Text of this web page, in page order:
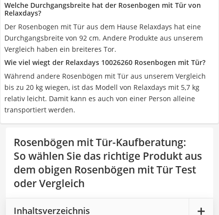
Welche Durchgangsbreite hat der Rosenbogen mit Tür von
Relaxdays?
Der Rosenbogen mit Tür aus dem Hause Relaxdays hat eine
Durchgangsbreite von 92 cm. Andere Produkte aus unserem
Vergleich haben ein breiteres Tor.
Wie viel wiegt der Relaxdays 10026260 Rosenbogen mit Tür?
Während andere Rosenbögen mit Tür aus unserem Vergleich
bis zu 20 kg wiegen, ist das Modell von Relaxdays mit 5,7 kg
relativ leicht. Damit kann es auch von einer Person alleine
transportiert werden.
Rosenbögen mit Tür-Kaufberatung:
So wählen Sie das richtige Produkt aus
dem obigen Rosenbögen mit Tür Test
oder Vergleich
Inhaltsverzeichnis